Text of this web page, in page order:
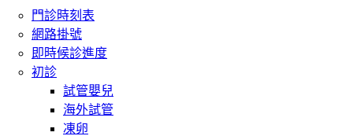
門診時刻表
網路掛號
即時候診進度
初診
試管嬰兒
海外試管
凍卵